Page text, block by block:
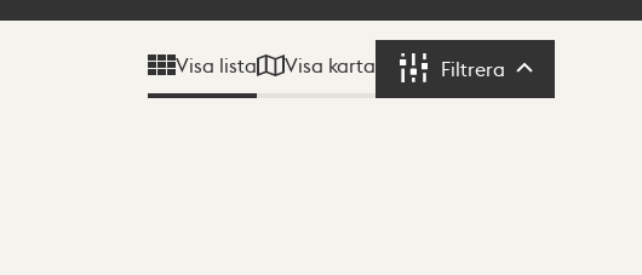
Visa lista Visa karta Filtrera Filtrera